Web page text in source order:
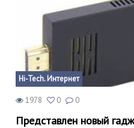
Hi-Tech. Интернет
1978 0 0
Представлен новый